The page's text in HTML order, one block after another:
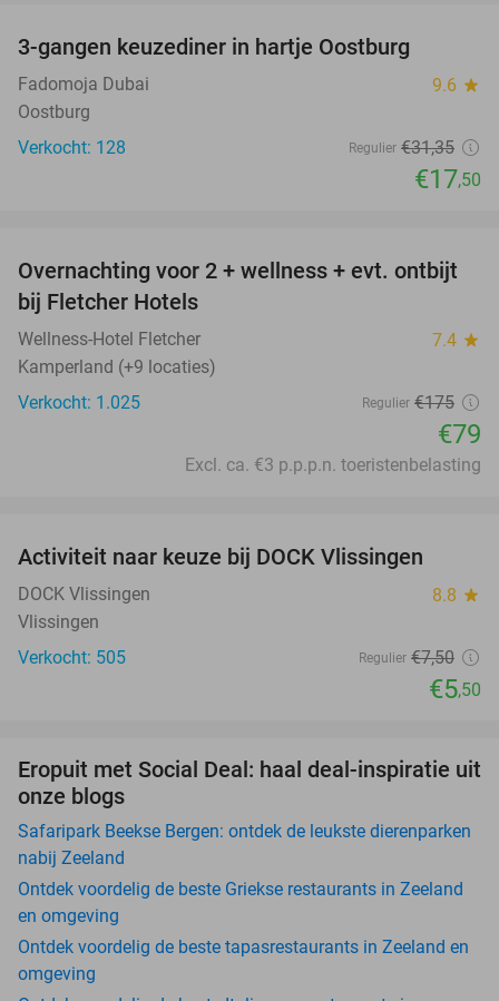
3-gangen keuzediner in hartje Oostburg
Fadomoja Dubai 9.6 star
Oostburg
Verkocht: 128
Regulier €31,35
€17,50
55%
Overnachting voor 2 + wellness + evt. ontbijt
bij Fletcher Hotels
Wellness-Hotel Fletcher 7.4 star
Kamperland (+9 locaties)
Verkocht: 1.025
Regulier €175
€79
Excl. ca. €3 p.p.p.n. toeristenbelasting
Activiteit naar keuze bij DOCK Vlissingen
DOCK Vlissingen 8.8 star
Vlissingen
Verkocht: 505
Regulier €7,50
€5,50
Eropuit met Social Deal: haal deal-inspiratie uit
onze blogs
Safaripark Beekse Bergen: ontdek de leukste dierenparken
nabij Zeeland
Ontdek voordelig de beste Griekse restaurants in Zeeland
en omgeving
Ontdek voordelig de beste tapasrestaurants in Zeeland en
omgeving